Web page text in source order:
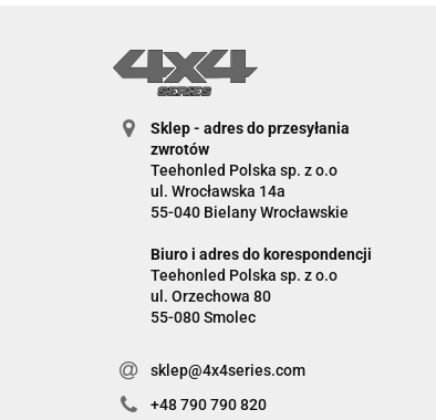
Sklep - adres do przesyłania
zwrotów
Teehonled Polska sp. z o.o
ul. Wrocławska 14a
55-040 Bielany Wrocławskie
Biuro i adres do korespondencji
Teehonled Polska sp. z o.o
ul. Orzechowa 80
55-080 Smolec
sklep@4x4series.com
+48 790 790 820